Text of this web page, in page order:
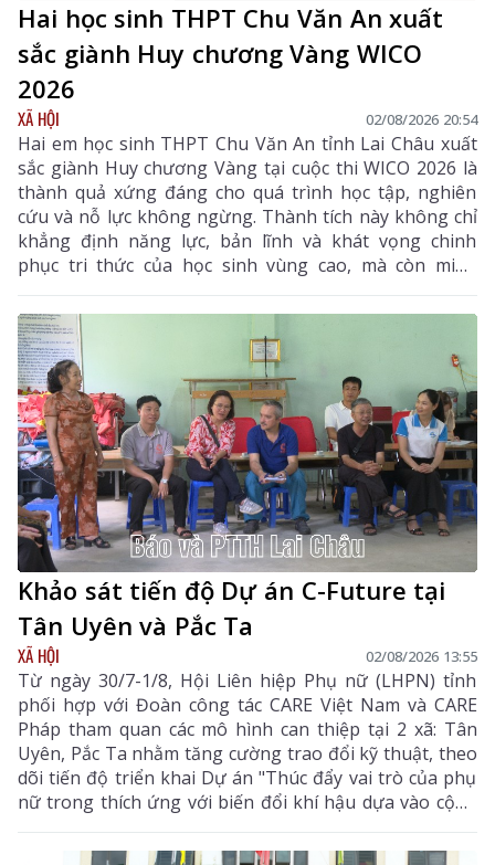
Hai học sinh THPT Chu Văn An xuất
sắc giành Huy chương Vàng WICO
2026
XÃ HỘI 02/08/2026 20:54
Hai em học sinh THPT Chu Văn An tỉnh Lai Châu xuất
sắc giành Huy chương Vàng tại cuộc thi WICO 2026 là
thành quả xứng đáng cho quá trình học tập, nghiên
cứu và nỗ lực không ngừng. Thành tích này không chỉ
khẳng định năng lực, bản lĩnh và khát vọng chinh
phục tri thức của học sinh vùng cao, mà còn minh
chứng rằng với ý chí và sự quyết tâm, các em hoàn
toàn có thể vượt qua mọi ranh giới trong nước để
vươn ra đấu trường quốc tế. Đây là niềm tự hào của
ngành giáo dục Lai Châu, đồng thời là nguồn cảm
hứng, động lực để thế hệ học sinh tiếp tục nuôi dưỡng
ước mơ, không ngừng sáng tạo và hội nhập với thế
giới.
Khảo sát tiến độ Dự án C-Future tại
Tân Uyên và Pắc Ta
XÃ HỘI 02/08/2026 13:55
Từ ngày 30/7-1/8, Hội Liên hiệp Phụ nữ (LHPN) tỉnh
phối hợp với Đoàn công tác CARE Việt Nam và CARE
Pháp tham quan các mô hình can thiệp tại 2 xã: Tân
Uyên, Pắc Ta nhằm tăng cường trao đổi kỹ thuật, theo
dõi tiến độ triển khai Dự án "Thúc đẩy vai trò của phụ
nữ trong thích ứng với biến đổi khí hậu dựa vào cộng
đồng (C-Future)" được UBND tỉnh phê duyệt theo
Quyết định số 400/QĐ-UBND ngày 27/2/2025.